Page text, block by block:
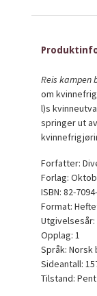
Reis kampen
om
l)s
springer ut
Forfatter:
Forlag:
ISBN: 82-
Format:
Utgivelsesår:
Opplag: 1
Språk: Norsk
Sideantall:
Tilstand: